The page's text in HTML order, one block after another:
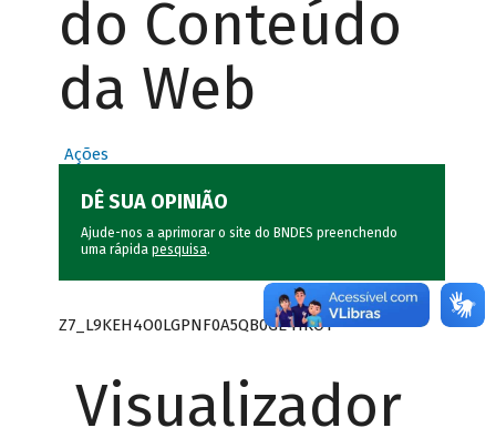
do Conteúdo
da Web
Ações
DÊ SUA OPINIÃO
Ajude-nos a aprimorar o site do BNDES preenchendo
uma rápida pesquisa.
Z7_L9KEH4O0LGPNF0A5QB0GE41KO1
Visualizador